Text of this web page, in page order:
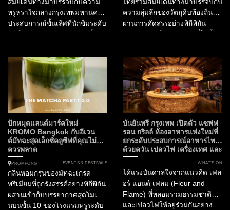
สมัยเดินทางมาบรรจบกับความ
หรูหราใจกลางกรุงเทพมหานคร
ประสบการณ์ชั้นเลิศที่นักชิมระดับ
SOtraveler เรามีความยินดีที่จะ
นำเสนอการร่วมมือครั้งสำคัญที่
กำลังจะเปลี่ยนค่ำคืนต้นเดือน
มิถุนายนนี้ให้เป็นมื้ออาหารที่น่า
จดจำที่สุดแห่งปี โรงแรมสยาม
เคมปินสกี้ กรุงเทพฯ เตรียมเปิด
ประตูต้อนรับ “Masque” ห้อง
อาหารอันดับ 1 ของประเทศ
อินเดีย และอันดับ 15 ของ
เอเชีย...
ไทยร่วมสมัยเดินทางมาบรรจบกับ
ความลุ่มลึกของวัตถุดิบท้องถิ่นที่
ผ่านการคัดสรรอย่างพิถีพิถัน
กรุงเทพมหานคร สำหรับไฟน์ได
นิ่งเลิฟเวอร์ที่กำลังมองหา
ประสบการณ์อาหารไทยที่ก้าว
ข้ามขีดจำกัดเดิมๆ ห้ามพลาด
ความร่วมมือครั้งสำคัญใน
กิจกรรม Tastes of Thailand
2026 เมื่อ ห้องอาหารไทย
ฟร้อนท์รูม (Front Room)...
ปักหมุดแลนด์มาร์คใหม่
KROMO Bangkok กับอีเวน
ต์มัทฉะสุดเอ็กซ์คลูซีฟที่คุณไม่
ควรพลาด
PROMPONG EVENTS & FESTIVALS
กลิ่นหอมกรุ่นของมัทฉะเกรด
พรีเมียมที่ถูกรังสรรค์อย่างพิถีพิถัน
ผสานเข้ากับบรรยากาศสุดโมเดิร์
นบนชั้น 10 ของโรงแรมหรูระดับ
บันยันทรี กรุงเทพ เปิดตัว แซฟฟ
รอน กริลล์ ห้องอาหารแห่งใหม่ที่
ยกระดับประสบการณ์อาหารไทย
ด้วยควัน เปลวไฟ เครื่องเทศ และ
ความยั่งยืน
WHAT’S ON
ได้แรงบันดาลใจจากแนวคิด เฟล
อร์ แอนด์ เฟลม (Fleur and
Flame) ที่หลอมรวมธรรมชาติ
และเปลวไฟให้อยู่ร่วมกันอย่าง